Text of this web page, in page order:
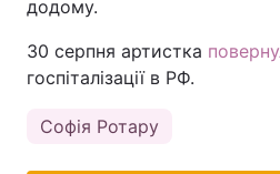
додому.
30 серпня артистка
госпіталізації в РФ.
Софія Ротару